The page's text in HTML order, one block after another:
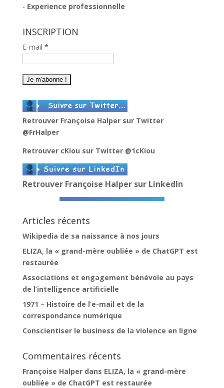
- Experience professionnelle
INSCRIPTION
E-mail *
Retrouver Françoise Halper sur Twitter
@FrHalper
Retrouver cKiou sur Twitter @1cKiou
Retrouver Françoise Halper sur LinkedIn
Articles récents
Wikipedia de sa naissance à nos jours
ELIZA, la « grand-mère oubliée » de ChatGPT est
restaurée
Associations et engagement bénévole au pays
de l’intelligence artificielle
1971 – Histoire de l’e-mail et de la
correspondance numérique
Conscientiser le business de la violence en ligne
Commentaires récents
Françoise Halperdans ELIZA, la « grand-mère
oubliée » de ChatGPT est restaurée